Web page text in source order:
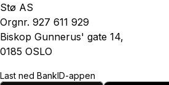
Stø AS
Orgnr. 927 611 929
Biskop Gunnerus' gate 14,
0185 OSLO
Last ned BankID-appen